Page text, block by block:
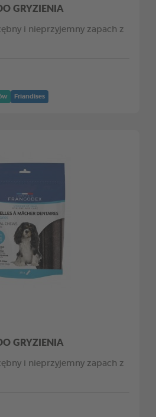
GRYZIENIA
i nieprzyjemny zapach z
Friandises
GRYZIENIA
i nieprzyjemny zapach z